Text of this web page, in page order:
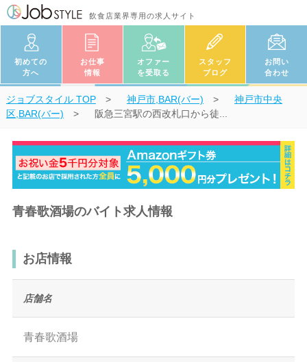
飲食店業界専用の求人サイト
初めての
方へ
お仕事
情報
オファー
を受取る
スタッフ
ブログ
お問い
合わせ
ジョブスタイルTOP 神戸市,BAR(バー)
神戸市中央
区,BAR(バー)
阪急三宮駅の西改札口から徒...
青春歌酒場のバイト求人情報
お店情報
店舗名
青春歌酒場